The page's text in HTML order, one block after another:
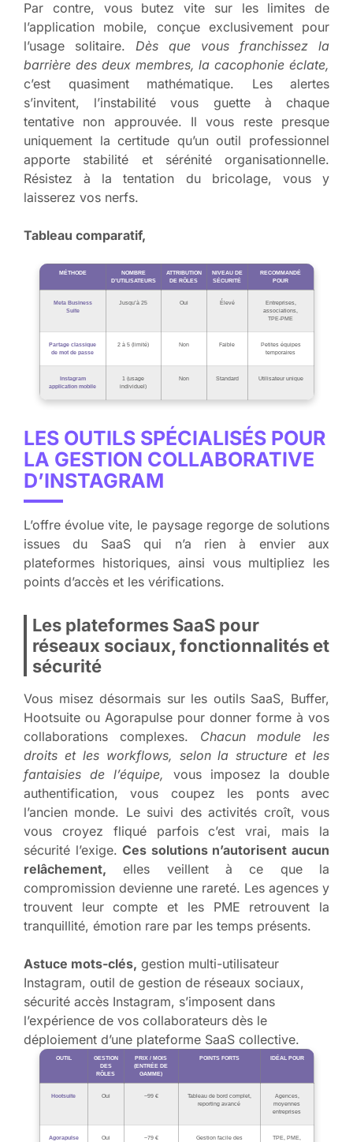
Par contre, vous butez vite sur les limites de
l’application mobile, conçue exclusivement pour
l’usage solitaire. Dès que vous franchissez la
barrière des deux membres, la cacophonie éclate,
c’est quasiment mathématique. Les alertes
s’invitent, l’instabilité vous guette à chaque
tentative non approuvée. Il vous reste presque
uniquement la certitude qu’un outil professionnel
apporte stabilité et sérénité organisationnelle.
Résistez à la tentation du bricolage, vous y
laisserez vos nerfs.
Tableau comparatif,
MÉTHODE
NOMBRE
D’UTILISATEURS
ATTRIBUTION
DE RÔLES
NIVEAU DE
SÉCURITÉ
RECOMMANDÉ
POUR
Meta Business
Suite
Jusqu’à 25 Oui Élevé
Entreprises,
associations,
TPE-PME
Partage classique
de mot de passe
2 à 5 (limité) Non Faible
Petites équipes
temporaires
Instagram
application mobile
1 (usage
individuel)
Non Standard Utilisateur unique
LES OUTILS SPÉCIALISÉS POUR
LA GESTION COLLABORATIVE
D’INSTAGRAM
L’offre évolue vite, le paysage regorge de solutions
issues du SaaS qui n’a rien à envier aux
plateformes historiques, ainsi vous multipliez les
points d’accès et les vérifications.
Les plateformes SaaS pour
réseaux sociaux, fonctionnalités et
sécurité
Vous misez désormais sur les outils SaaS, Buffer,
Hootsuite ou Agorapulse pour donner forme à vos
collaborations complexes. Chacun module les
droits et les workflows, selon la structure et les
fantaisies de l’équipe,
vous imposez la double
authentification, vous coupez les ponts avec
l’ancien monde. Le suivi des activités croît, vous
vous croyez fliqué parfois c’est vrai, mais la
sécurité l’exige.Ces solutions n’autorisent aucun
relâchement, elles veillent à ce que la
compromission devienne une rareté. Les agences y
trouvent leur compte et les PME retrouvent la
tranquillité, émotion rare par les temps présents.
Astuce mots-clés, gestion multi-utilisateur
Instagram, outil de gestion de réseaux sociaux,
sécurité accès Instagram, s’imposent dans
l’expérience de vos collaborateurs dès le
déploiement d’une plateforme SaaS collective.
OUTIL
GESTION
DES
RÔLES
PRIX / MOIS
(ENTRÉE DE
GAMME)
POINTS FORTS IDÉAL POUR
Hootsuite Oui ~99 €
Tableau de bord complet,
reporting avancé
Agences,
moyennes
entreprises
Agorapulse Oui ~79 €
Gestion facile des
TPE, PME,